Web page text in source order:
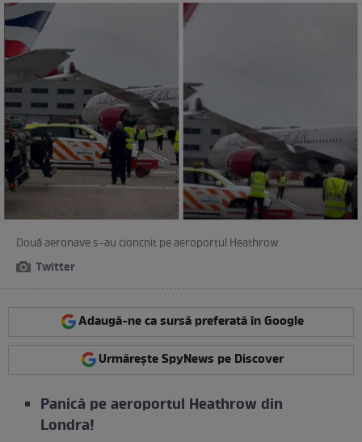
Două aeronave s-au cioncnit pe aeroportul Heathrow
Twitter
Adaugă-ne ca sursă preferată în Google
Urmărește SpyNews pe Discover
Panică pe aeroportul Heathrow din
Londra!